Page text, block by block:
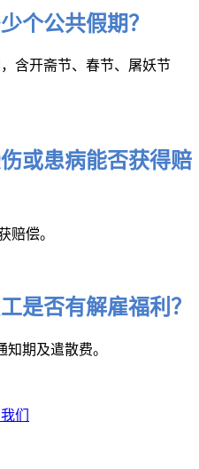
个公共假期？
含开斋节、春节、屠妖节
或患病能否获得赔
赔偿。
是否有解雇福利？
期及遣散费。
们